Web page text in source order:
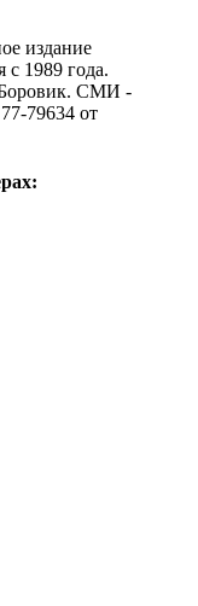
издание
с 1989 года.
CМИ -
79634 от